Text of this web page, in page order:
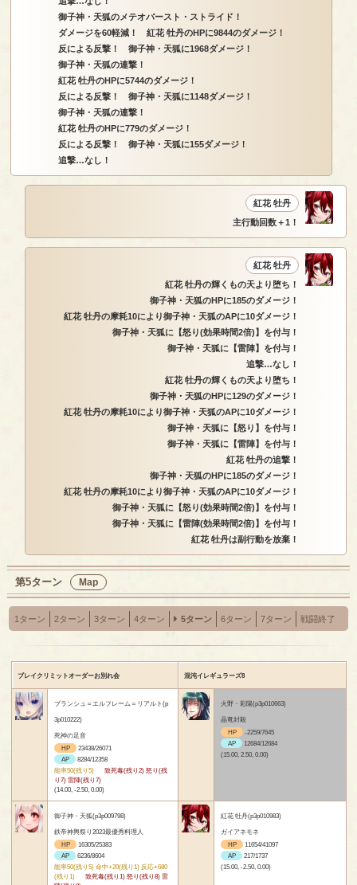
御子神・天狐のメテオバースト・ストライド！
ダメージを60軽減！ 紅花 牡丹のHPに9844のダメージ！
反による反撃！ 御子神・天狐に1968ダメージ！
御子神・天狐の連撃！
紅花 牡丹のHPに5744のダメージ！
反による反撃！ 御子神・天狐に1148ダメージ！
御子神・天狐の連撃！
紅花 牡丹のHPに779のダメージ！
反による反撃！ 御子神・天狐に155ダメージ！
追撃…なし！
紅花 牡丹
主行動回数＋1！
紅花 牡丹
紅花 牡丹の輝くもの天より堕ち！
御子神・天狐のHPに185のダメージ！
紅花 牡丹の摩耗10により御子神・天狐のAPに10ダメージ！
御子神・天狐に【怒り(効果時間2倍)】を付与！
御子神・天狐に【雷陣】を付与！
追撃…なし！
紅花 牡丹の輝くもの天より堕ち！
御子神・天狐のHPに129のダメージ！
紅花 牡丹の摩耗10により御子神・天狐のAPに10ダメージ！
御子神・天狐に【怒り】を付与！
御子神・天狐に【雷陣】を付与！
紅花 牡丹の追撃！
御子神・天狐のHPに185のダメージ！
紅花 牡丹の摩耗10により御子神・天狐のAPに10ダメージ！
御子神・天狐に【怒り(効果時間2倍)】を付与！
御子神・天狐に【雷陣(効果時間2倍)】を付与！
紅花 牡丹は副行動を放棄！
第5ターン Map
1ターン 2ターン 3ターン 4ターン 5ターン 6ターン 7ターン 戦闘終了
ブレイクリミットオーダーお別れ会 混沌イレギュラーズ8
ブランシュ＝エルフレーム＝リアルト(p
3p010222)
死神の足音
HP
23438/26071
AP
8284/12358
能率50(残り5)
致死毒(残り2) 怒り(残
り7) 雷陣(残り7)
(14.00, -2.50, 0.00)
火野・彩陽(p3p010663)
晶竜封殺
HP
-2259/7645
AP
12684/12684
(15.00, 2.50, 0.00)
御子神・天狐(p3p009798)
鉄帝神輿祭り2023最優秀料理人
HP
16305/25383
AP
6236/8604
能率50(残り5) 命中+20(残り1) 反応+680
(残り1)
致死毒(残り1) 怒り(残り8) 雷
紅花 牡丹(p3p010983)
ガイアネモネ
HP
11654/41097
AP
217/1737
(15.00, -2.50, 0.00)